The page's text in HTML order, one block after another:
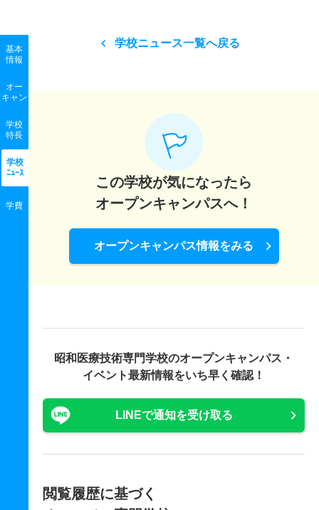
基本
情報
オー
キャン
学校
特長
学校
ﾆｭｰｽ
学費
学校ニュース一覧へ戻る
この学校が気になったら
オープンキャンパスへ！
オープンキャンパス情報をみる
昭和医療技術専門学校のオープンキャンパス・
イベント最新情報をいち早く確認！
LINEで通知を受け取る
閲覧履歴に基づく